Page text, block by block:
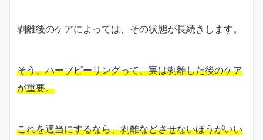
剥離後のケアによっては、その状態が長続きします。
そう、ハーブピーリングって、実は剥離した後のケア
が重要。
これを適当にするなら、剥離などさせないほうがいい